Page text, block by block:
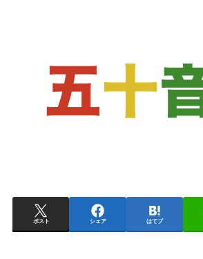
ポスト シェア はてブ